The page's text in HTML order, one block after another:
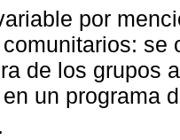
por
se
de los grupos
un programa